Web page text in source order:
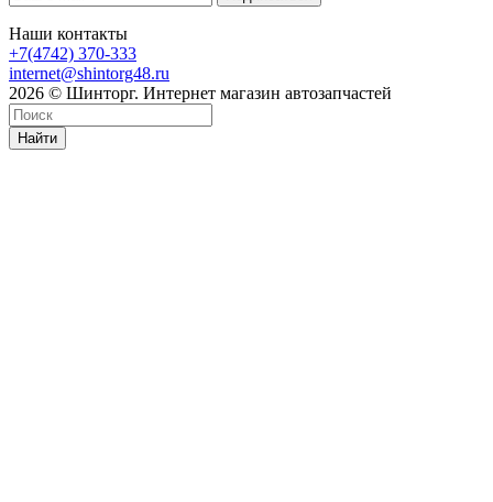
Наши контакты
+7(4742) 370-333
internet@shintorg48.ru
2026 © Шинторг. Интернет магазин автозапчастей
Найти